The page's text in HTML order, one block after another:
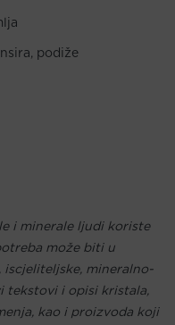
podiže
i minerale ljudi koriste
može biti u
iscjeliteljske, mineralno-
tekstovi i opisi kristala,
kao i proizvoda koji